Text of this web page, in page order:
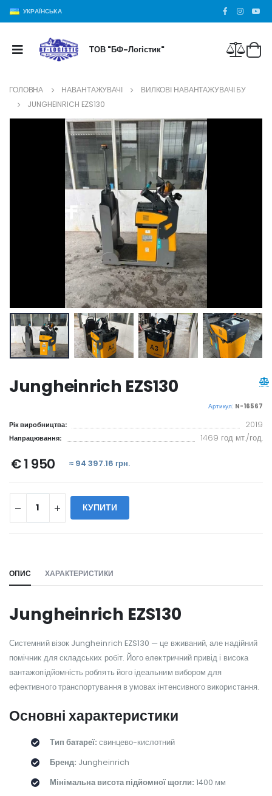
УКРАЇНСЬКА
ТОВ "БФ-Логістик"
ГОЛОВНА НАВАНТАЖУВАЧІ
ВИЛКОВІ НАВАНТАЖУВАЧІ БУ
JUNGHEINRICH EZS130
Jungheinrich EZS130
Артикул: N-16567
Рік виробництва: 2019
Напрацювання: 1469 год мт./год.
€ 1 950 ≈ 94 397.16 грн.
КУПИТИ
ОПИС ХАРАКТЕРИСТИКИ
Jungheinrich EZS130
Системний візок Jungheinrich EZS130 — це вживаний, але надійний
помічник для складських робіт. Його електричний привід і висока
вантажопідйомність роблять його ідеальним вибором для
ефективного транспортування в умовах інтенсивного використання.
Основні характеристики
Тип батареї: свинцево-кислотний
Бренд: Jungheinrich
Мінімальна висота підйомної щогли: 1400 мм